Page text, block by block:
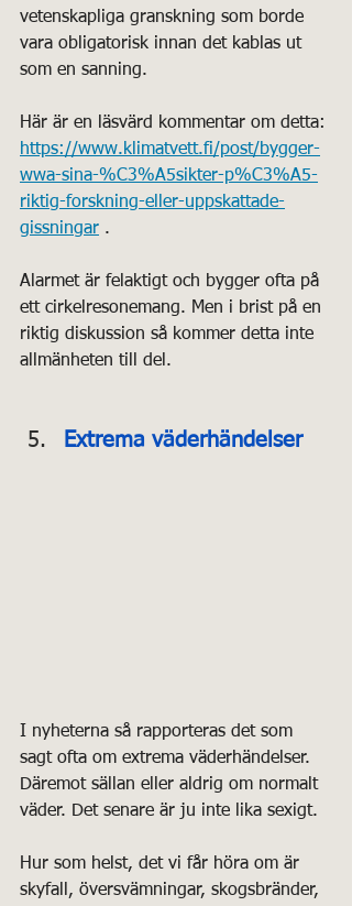
vetenskapliga granskning som borde
vara obligatorisk innan det kablas ut
som en sanning.
Här är en läsvärd kommentar om detta:
https://www.klimatvett.fi/post/bygger-
wwa-sina-%C3%A5sikter-p%C3%A5-
riktig-forskning-eller-uppskattade-
gissningar .
Alarmet är felaktigt och bygger ofta på
ett cirkelresonemang. Men i brist på en
riktig diskussion så kommer detta inte
allmänheten till del.
Extrema väderhändelser
I nyheterna så rapporteras det som
sagt ofta om extrema väderhändelser.
Däremot sällan eller aldrig om normalt
väder. Det senare är ju inte lika sexigt.
Hur som helst, det vi får höra om är
skyfall, översvämningar, skogsbränder,